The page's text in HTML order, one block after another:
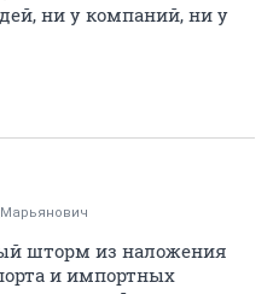
ни у компаний, ни у
шторм из наложения
и импортных